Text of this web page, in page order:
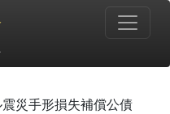
災手形損失補償公債